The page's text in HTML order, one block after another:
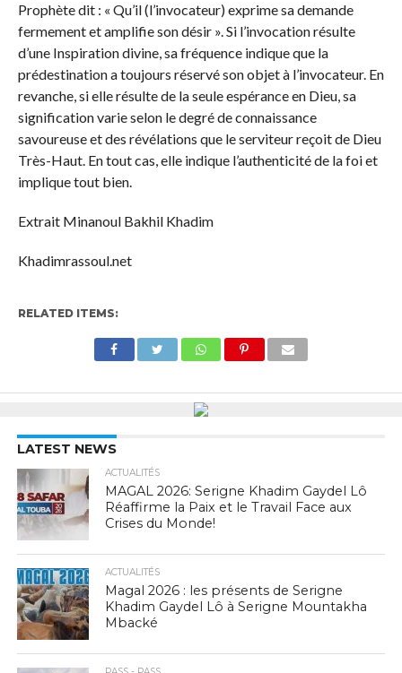
Prophète dit : « Qu’il (l’invocateur) exprime sa demande
fermement et amplifie son désir ». Si l’invocation résulte
d’une Inspiration divine, sa fréquence indique que la
prédestination a toujours réservé son objet à l’invocateur. En
revanche, si elle résulte de la seule espérance en Dieu, sa
signification varie selon le degré de connaissance
savoureuse et des révélations que le serviteur reçoit de Dieu
Très-Haut. En tout cas, elle indique l’authenticité de la foi et
implique tout bien.
Extrait Minanoul Bakhil Khadim
Khadimrassoul.net
RELATED ITEMS:
LATEST NEWS
ACTUALITÉS
MAGAL 2026: Serigne Khadim Gaydel Lô
Réaffirme la Paix et le Travail Face aux
Crises du Monde!
ACTUALITÉS
Magal 2026 : les présents de Serigne
Khadim Gaydel Lô à Serigne Mountakha
Mbacké